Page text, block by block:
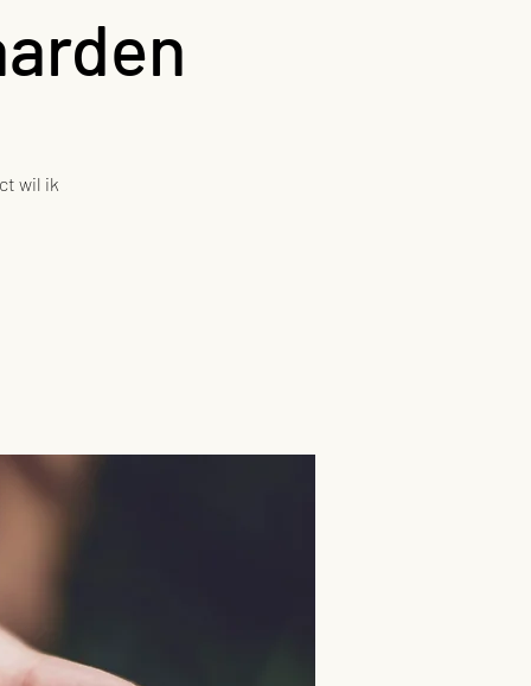
wil ik